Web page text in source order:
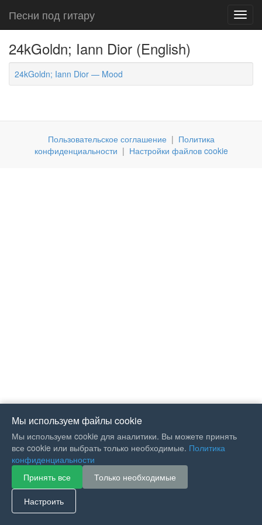
Песни под гитару
24kGoldn; Iann Dior (English)
24kGoldn; Iann Dior — Mood
Пользовательское соглашение | Политика
конфиденциальности | Настройки файлов cookie
Мы используем файлы cookie
Мы используем cookie для аналитики. Вы можете принять
все cookie или выбрать только необходимые. Политика
конфиденциальности
Принять все
Только необходимые
Настроить
If you like Guitar Songs, you
can buy me a coffee :)